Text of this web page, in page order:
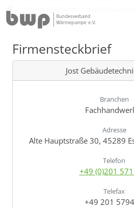
Jost
Firmensteckbrief
Jost
Branchen
Adresse
Alte Hauptstraße 30, 45289
Telefon
+49 (0)201
Telefax
+49 201